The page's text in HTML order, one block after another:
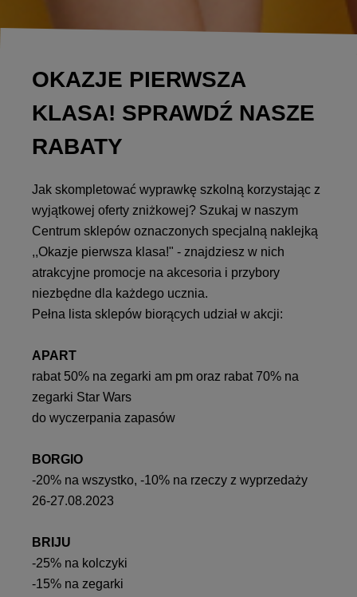
OKAZJE PIERWSZA
KLASA! SPRAWDŹ NASZE
RABATY
Jak skompletować wyprawkę szkolną korzystając z
wyjątkowej oferty zniżkowej? Szukaj w naszym
Centrum sklepów oznaczonych specjalną naklejką
,,Okazje pierwsza klasa!" - znajdziesz w nich
atrakcyjne promocje na akcesoria i przybory
niezbędne dla każdego ucznia.
Pełna lista sklepów biorących udział w akcji:
APART
rabat 50% na zegarki am pm oraz rabat 70% na
zegarki Star Wars
do wyczerpania zapasów
BORGIO
-20% na wszystko, -10% na rzeczy z wyprzedaży
26-27.08.2023
BRIJU
-25% na kolczyki
-15% na zegarki